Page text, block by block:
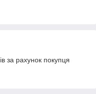
за рахунок покупця